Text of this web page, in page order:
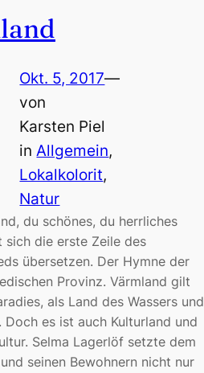
Okt. 5, 2017—
von
Karsten Piel
inAllgemein
Lokalkolorit
Natur
du schönes, du herrliches
sich die erste Zeile des
übersetzen. Der Hymne der
Provinz. Värmland gilt
als Land des Wassers und
Doch es ist auch Kulturland und
Selma Lagerlöf setzte dem
seinen Bewohnern nicht nur